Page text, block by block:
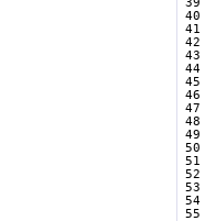
40
41
42
43
44
45
46
47
48
49
50
51
52
53
54
55